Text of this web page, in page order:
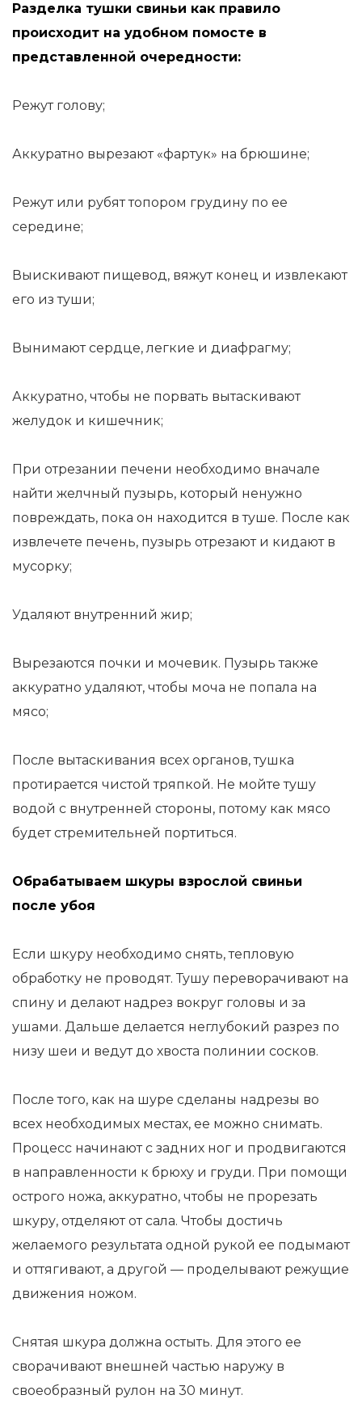
Разделка тушки свиньи как правило
происходит на удобном помосте в
представленной очередности:
Режут голову;
Аккуратно вырезают «фартук» на брюшине;
Режут или рубят топором грудину по ее
середине;
Выискивают пищевод, вяжут конец и извлекают
его из туши;
Вынимают сердце, легкие и диафрагму;
Аккуратно, чтобы не порвать вытаскивают
желудок и кишечник;
При отрезании печени необходимо вначале
найти желчный пузырь, который ненужно
повреждать, пока он находится в туше. После как
извлечете печень, пузырь отрезают и кидают в
мусорку;
Удаляют внутренний жир;
Вырезаются почки и мочевик. Пузырь также
аккуратно удаляют, чтобы моча не попала на
мясо;
После вытаскивания всех органов, тушка
протирается чистой тряпкой. Не мойте тушу
водой с внутренней стороны, потому как мясо
будет стремительней портиться.
Обрабатываем шкуры взрослой свиньи
после убоя
Если шкуру необходимо снять, тепловую
обработку не проводят. Тушу переворачивают на
спину и делают надрез вокруг головы и за
ушами. Дальше делается неглубокий разрез по
низу шеи и ведут до хвоста полинии сосков.
После того, как на шуре сделаны надрезы во
всех необходимых местах, ее можно снимать.
Процесс начинают с задних ног и продвигаются
в направленности к брюху и груди. При помощи
острого ножа, аккуратно, чтобы не прорезать
шкуру, отделяют от сала. Чтобы достичь
желаемого результата одной рукой ее подымают
и оттягивают, а другой — проделывают режущие
движения ножом.
Снятая шкура должна остыть. Для этого ее
сворачивают внешней частью наружу в
своеобразный рулон на 30 минут.